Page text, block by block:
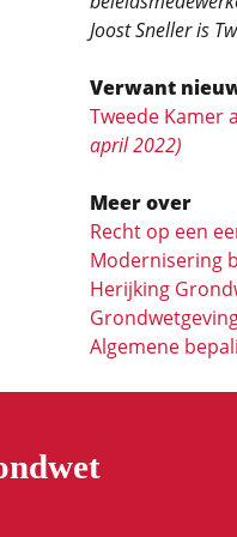
Joost Sneller is
Verwant
Tweede Kamer
april 2022)
Meer over
Recht op een
Modernisering
Herijking
Algemene